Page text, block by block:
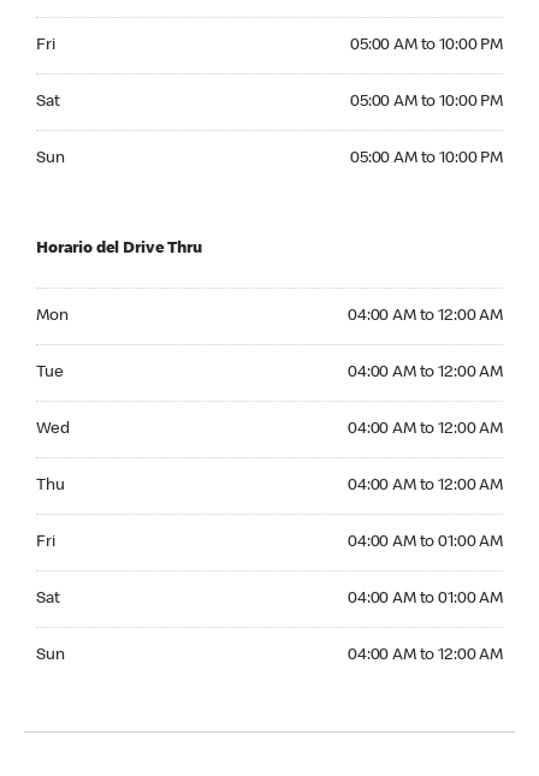
Fri 05:00 AM to 10:00 PM
Sat 05:00 AM to 10:00 PM
Sun 05:00 AM to 10:00 PM
Horario del Drive Thru
Mon 04:00 AM to 12:00 AM
Tue 04:00 AM to 12:00 AM
Wed 04:00 AM to 12:00 AM
Thu 04:00 AM to 12:00 AM
Fri 04:00 AM to 01:00 AM
Sat 04:00 AM to 01:00 AM
Sun 04:00 AM to 12:00 AM